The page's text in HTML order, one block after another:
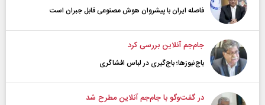
فاصله ایران با پیشرو‌ان هوش مصنوعی قابل جبران است
جام‌جم آنلاین بررسی کرد
باج‌نیوزها؛ باج‌گیری در لباس افشاگری
در گفت‌و‌گو با جام‌جم آنلاین مطرح شد